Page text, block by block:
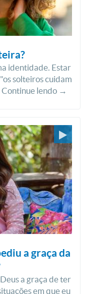
identidade. Estar
solteiros cuidam
Continue lendo →
a graça da
a graça de ter
em que eu